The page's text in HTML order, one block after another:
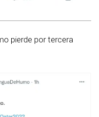
pierde por tercera